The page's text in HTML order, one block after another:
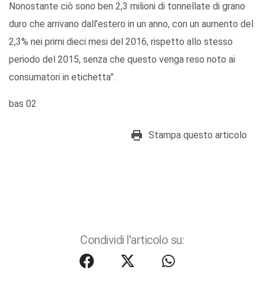
Nonostante ciò sono ben 2,3 milioni di tonnellate di grano
duro che arrivano dall’estero in un anno, con un aumento del
2,3% nei primi dieci mesi del 2016, rispetto allo stesso
periodo del 2015, senza che questo venga reso noto ai
consumatori in etichetta”.
bas 02
Stampa questo articolo
Condividi l'articolo su: